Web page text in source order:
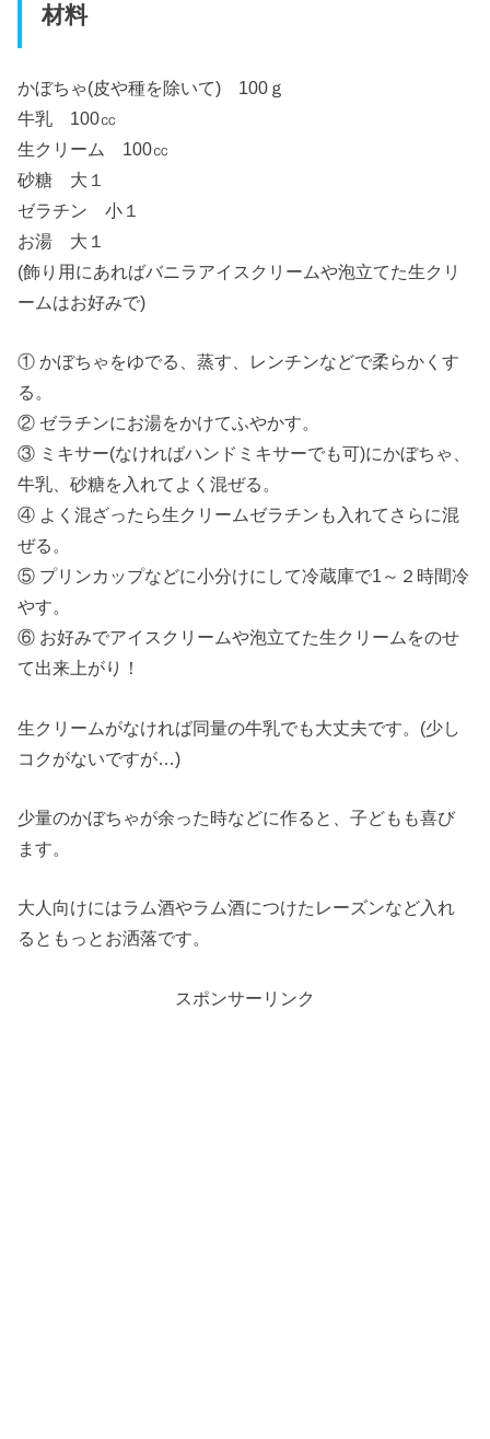
材料
かぼちゃ(皮や種を除いて) 100ｇ
牛乳 100㏄
生クリーム 100㏄
砂糖 大１
ゼラチン 小１
お湯 大１
(飾り用にあればバニラアイスクリームや泡立てた生クリ
ームはお好みで)
① かぼちゃをゆでる、蒸す、レンチンなどで柔らかくす
る。
② ゼラチンにお湯をかけてふやかす。
③ ミキサー(なければハンドミキサーでも可)にかぼちゃ、
牛乳、砂糖を入れてよく混ぜる。
④ よく混ざったら生クリームゼラチンも入れてさらに混
ぜる。
⑤ プリンカップなどに小分けにして冷蔵庫で1～２時間冷
やす。
⑥ お好みでアイスクリームや泡立てた生クリームをのせ
て出来上がり！
生クリームがなければ同量の牛乳でも大丈夫です。(少し
コクがないですが…)
少量のかぼちゃが余った時などに作ると、子どもも喜び
ます。
大人向けにはラム酒やラム酒につけたレーズンなど入れ
るともっとお洒落です。
スポンサーリンク